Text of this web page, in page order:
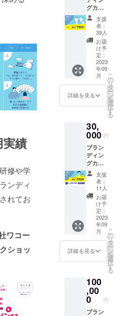
績
修や学
ンディ
れてお
ワコー
ショッ
グカー
ド1セッ
ト（70
枚＋説
明書）
※カード
のサイ
ズ：
W58×H
89mm
（角
丸）
支援
者：
39人
お届
け予
定：
2023
年09
月
詳細を見る
こ
の
リ
タ
ー
ン
を
選
択
す
る
30,
000 円
ブラン
ディン
グカー
ド1セッ
ト＋イ
ンスト
ラク
ター養
成講座
（研修
用資料
＋オン
ライン
セミ
ナー＋
認定
※CAMP
FIRE特
別価格
にてご
提供い
支援
者：
11人
お届
け予
定：
2023
年09
月
詳細を見る
こ
の
リ
タ
ー
ン
を
選
択
す
る
100
,00
0 円
ブラン